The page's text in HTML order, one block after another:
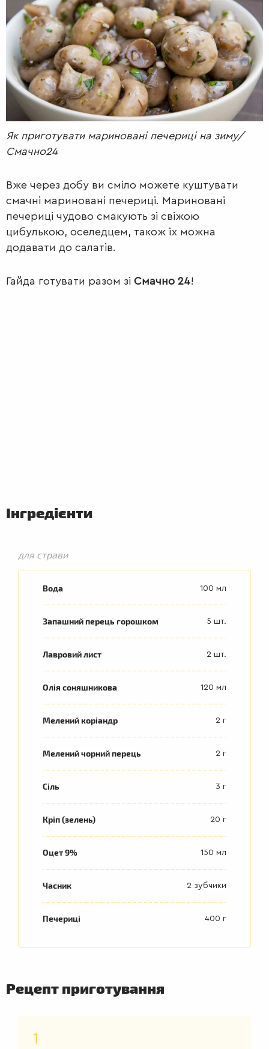
ДРУГІ
РАДІО КРАСА КІНО
LIFESTYLE FASHION ТРАДИЦІЇ
PETS
Як приготувати мариновані печериці на зиму/
Смачно24
Вже через добу ви сміло можете куштувати
смачні мариновані печериці. Мариновані
печериці чудово смакують зі свіжою
цибулькою, оселедцем, також їх можна
додавати до салатів.
Гайда готувати разом зі Смачно 24!
Інгредієнти
для страви
Вода 100 мл
Запашний перець горошком 5 шт.
Лавровий лист 2 шт.
Олія соняшникова 120 мл
Мелений коріандр 2 г
Мелений чорний перець 2 г
Сіль 3 г
Кріп (зелень) 20 г
Оцет 9% 150 мл
Часник 2 зубчики
Печериці 400 г
Рецепт приготування
1